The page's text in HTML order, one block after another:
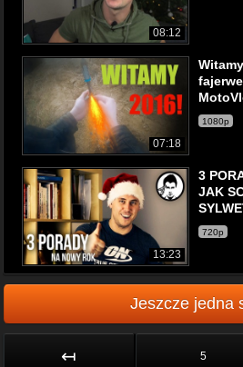
08:12
07:18
1080p
13:23
3
JAK
720p
Jeszcze jedna
↤ 5